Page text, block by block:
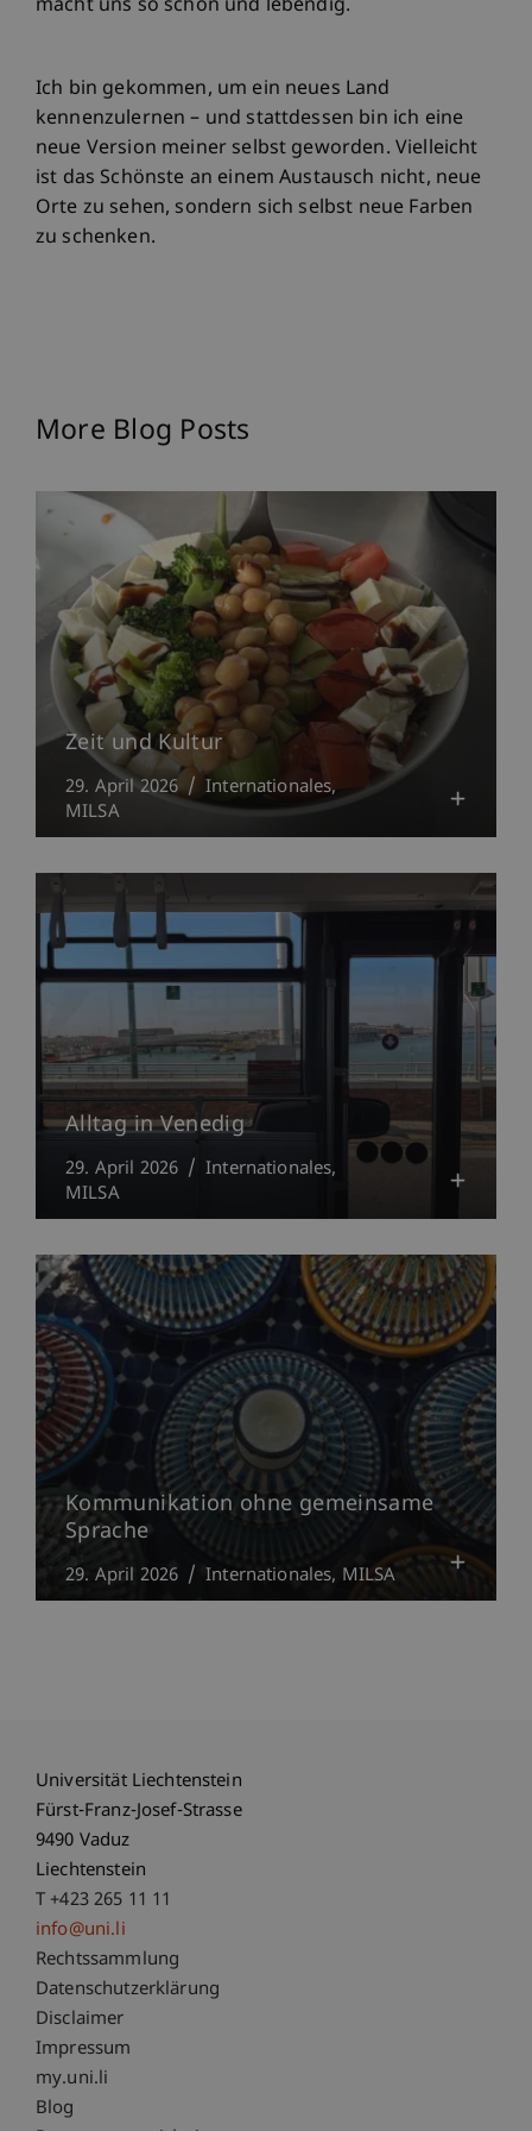
macht uns so schön und lebendig.
Ich bin gekommen, um ein neues Land
kennenzulernen – und stattdessen bin ich eine
neue Version meiner selbst geworden. Vielleicht
ist das Schönste an einem Austausch nicht, neue
Orte zu sehen, sondern sich selbst neue Farben
zu schenken.
More Blog Posts
Zeit und Kultur
29. April 2026
Internationales
MILSA
Alltag in Venedig
29. April 2026
Internationales
MILSA
Kommunikation ohne gemeinsame
Sprache
29. April 2026 Internationales MILSA
Universität Liechtenstein
Fürst-Franz-Josef-Strasse
9490 Vaduz
Liechtenstein
T +423 265 11 11
info@uni.li
Fußzeile Rechtliche Hinweise
Rechtssammlung
Datenschutzerklärung
Disclaimer
Impressum
Fußzeile Subdomain-Verzeichnis
my.uni.li
Blog